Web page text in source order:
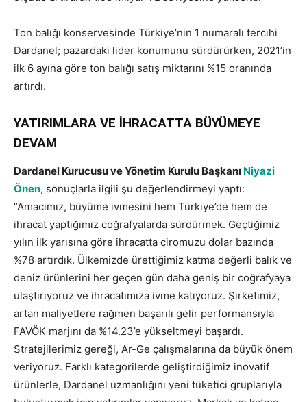
Ton balığı konservesinde Türkiye’nin 1 numaralı tercihi
Dardanel; pazardaki lider konumunu sürdürürken, 2021’in
ilk 6 ayına göre ton balığı satış miktarını %15 oranında
artırdı.
YATIRIMLARA VE İHRACATTA BÜYÜMEYE
DEVAM
Dardanel Kurucusu ve Yönetim Kurulu Başkanı Niyazi
Önen, sonuçlarla ilgili şu değerlendirmeyi yaptı:
“Amacımız, büyüme ivmesini hem Türkiye’de hem de
ihracat yaptığımız coğrafyalarda sürdürmek. Geçtiğimiz
yılın ilk yarısına göre ihracatta ciromuzu dolar bazında
%78 artırdık. Ülkemizde ürettiğimiz katma değerli balık ve
deniz ürünlerini her geçen gün daha geniş bir coğrafyaya
ulaştırıyoruz ve ihracatımıza ivme katıyoruz. Şirketimiz,
artan maliyetlere rağmen başarılı gelir performansıyla
FAVÖK marjını da %14.23’e yükseltmeyi başardı.
Stratejilerimiz gereği, Ar-Ge çalışmalarına da büyük önem
veriyoruz. Farklı kategorilerde geliştirdiğimiz inovatif
ürünlerle, Dardanel uzmanlığını yeni tüketici gruplarıyla